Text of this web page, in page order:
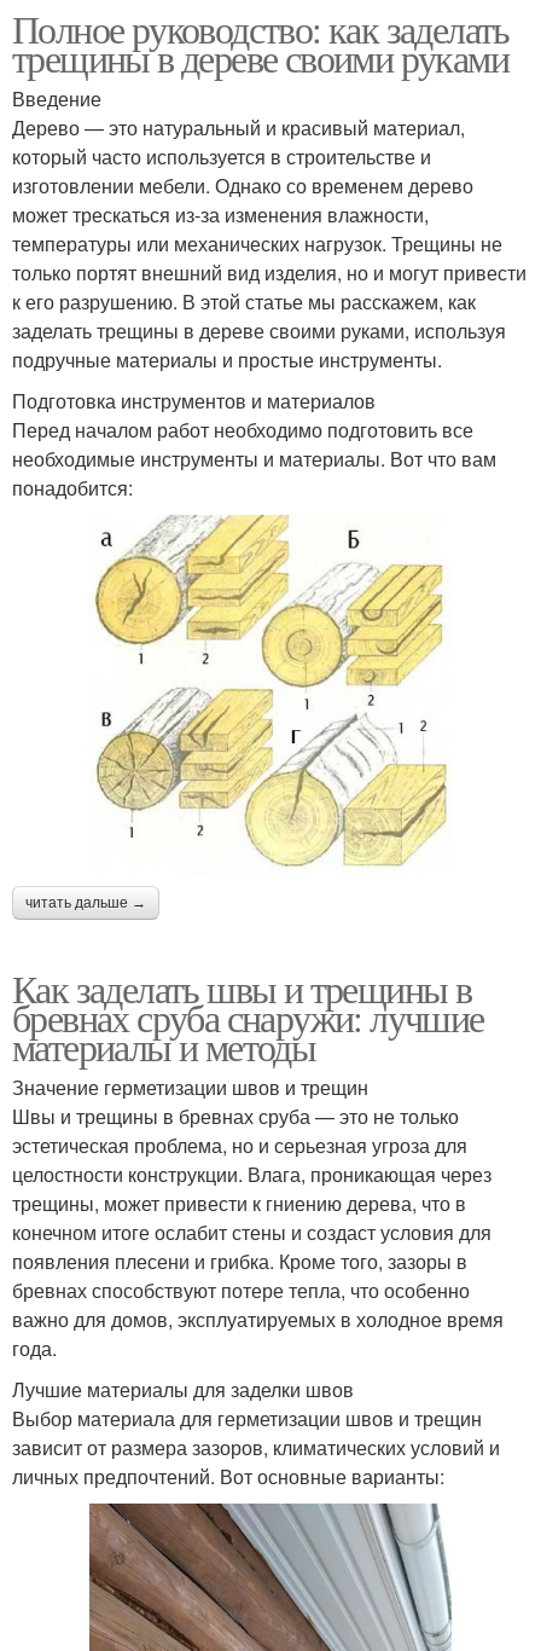
Полное руководство: как заделать
трещины в дереве своими руками
Введение
Дерево — это натуральный и красивый материал,
который часто используется в строительстве и
изготовлении мебели. Однако со временем дерево
может трескаться из-за изменения влажности,
температуры или механических нагрузок. Трещины не
только портят внешний вид изделия, но и могут привести
к его разрушению. В этой статье мы расскажем, как
заделать трещины в дереве своими руками, используя
подручные материалы и простые инструменты.
Подготовка инструментов и материалов
Перед началом работ необходимо подготовить все
необходимые инструменты и материалы. Вот что вам
понадобится:
читать дальше →
Как заделать швы и трещины в
бревнах сруба снаружи: лучшие
материалы и методы
Значение герметизации швов и трещин
Швы и трещины в бревнах сруба — это не только
эстетическая проблема, но и серьезная угроза для
целостности конструкции. Влага, проникающая через
трещины, может привести к гниению дерева, что в
конечном итоге ослабит стены и создаст условия для
появления плесени и грибка. Кроме того, зазоры в
бревнах способствуют потере тепла, что особенно
важно для домов, эксплуатируемых в холодное время
года.
Лучшие материалы для заделки швов
Выбор материала для герметизации швов и трещин
зависит от размера зазоров, климатических условий и
личных предпочтений. Вот основные варианты: